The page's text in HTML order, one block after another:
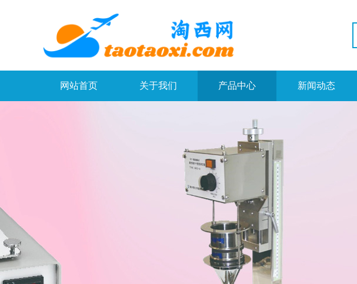
网站首页 关于我们 产品中心 新闻动态